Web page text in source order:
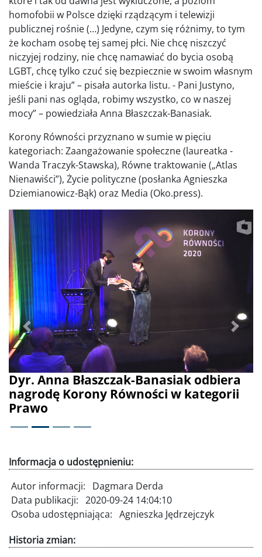
homofobii w Polsce dzięki rządzącym i telewizji
publicznej rośnie (…) Jedyne, czym się różnimy, to tym
że kocham osobę tej samej płci. Nie chcę niszczyć
niczyjej rodziny, nie chcę namawiać do bycia osobą
LGBT, chcę tylko czuć się bezpiecznie w swoim własnym
mieście i kraju” – pisała autorka listu. - Pani Justyno,
jeśli pani nas ogląda, robimy wszystko, co w naszej
mocy” – powiedziała Anna Błaszczak-Banasiak.
Korony Równości przyznano w sumie w pięciu
kategoriach: Zaangażowanie społeczne (laureatka -
Wanda Traczyk-Stawska), Równe traktowanie („Atlas
Nienawiści”), Życie polityczne (posłanka Agnieszka
Dziemianowicz-Bąk) oraz Media (Oko.press).
Dyr. Anna Błaszczak-Banasiak odbiera
nagrodę Korony Równości w kategorii
Prawo
Poprzednie Dalej
Informacja o udostępnieniu:
Autor informacji:
Dagmara Derda
Data publikacji: 2020-09-24 14:04:10
Osoba udostępniająca: Agnieszka Jędrzejczyk
Historia zmian: